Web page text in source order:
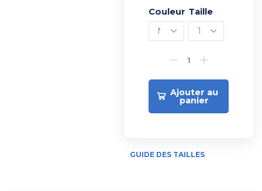
Couleur Taille
Ajouter au
panier
Alternative:
GUIDE DES TAILLES